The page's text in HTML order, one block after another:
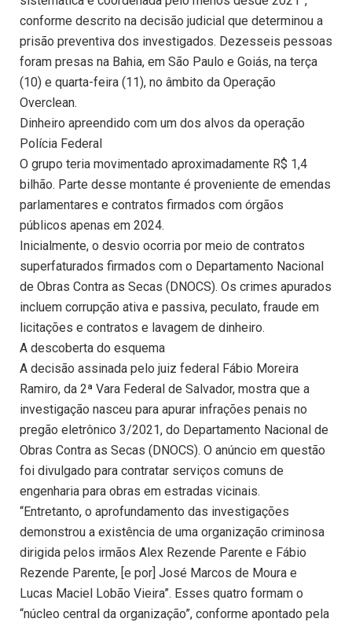
conforme descrito na decisão judicial que determinou a
prisão preventiva dos investigados. Dezesseis pessoas
foram presas na Bahia, em São Paulo e Goiás, na terça
(10) e quarta-feira (11), no âmbito da Operação
Overclean.
Dinheiro apreendido com um dos alvos da operação
Polícia Federal
O grupo teria movimentado aproximadamente R$ 1,4
bilhão. Parte desse montante é proveniente de emendas
parlamentares e contratos firmados com órgãos
públicos apenas em 2024.
Inicialmente, o desvio ocorria por meio de contratos
superfaturados firmados com o Departamento Nacional
de Obras Contra as Secas (DNOCS). Os crimes apurados
incluem corrupção ativa e passiva, peculato, fraude em
licitações e contratos e lavagem de dinheiro.
A descoberta do esquema
A decisão assinada pelo juiz federal Fábio Moreira
Ramiro, da 2ª Vara Federal de Salvador, mostra que a
investigação nasceu para apurar infrações penais no
pregão eletrônico 3/2021, do Departamento Nacional de
Obras Contra as Secas (DNOCS). O anúncio em questão
foi divulgado para contratar serviços comuns de
engenharia para obras em estradas vicinais.
“Entretanto, o aprofundamento das investigações
demonstrou a existência de uma organização criminosa
dirigida pelos irmãos Alex Rezende Parente e Fábio
Rezende Parente, [e por] José Marcos de Moura e
Lucas Maciel Lobão Vieira”. Esses quatro formam o
“núcleo central da organização”, conforme apontado pela